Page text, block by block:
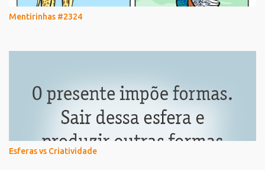
Mentirinhas #2324
Esferas vs Criatividade